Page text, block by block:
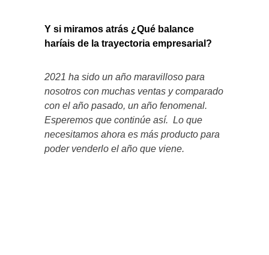
Y si miramos atrás ¿Qué balance
haríais de la trayectoria empresarial?
2021 ha sido un año maravilloso para
nosotros con muchas ventas y comparado
con el año pasado, un año fenomenal.
Esperemos que continúe así. Lo que
necesitamos ahora es más producto para
poder venderlo el año que viene.